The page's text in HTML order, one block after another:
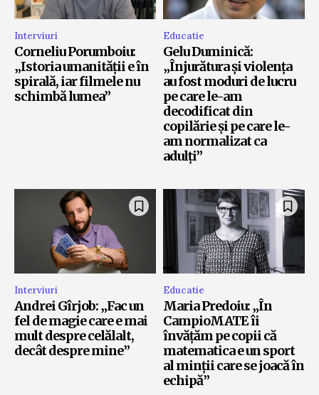
Interviuri
Corneliu Porumboiu:
„Istoria umanității e în
spirală, iar filmele nu
schimbă lumea”
Educatie
Gelu Duminică:
„Înjurătura și violența
au fost moduri de lucru
pe care le-am
decodificat din
copilărie și pe care le-
am normalizat ca
adulți”
Interviuri
Andrei Gîrjob: „Fac un
fel de magie care e mai
mult despre celălalt,
decât despre mine”
Educatie
Maria Predoiu: „În
CampioMATE îi
învățăm pe copii că
matematica e un sport
al minții care se joacă în
echipă”